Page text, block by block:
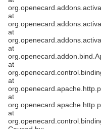
at
at
at
at
at
at
at